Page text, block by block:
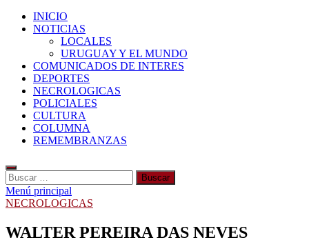
INICIO
NOTICIAS
LOCALES
URUGUAY Y EL MUNDO
COMUNICADOS DE INTERES
DEPORTES
NECROLOGICAS
POLICIALES
CULTURA
COLUMNA
REMEMBRANZAS
Buscar:
Menú principal
NECROLOGICAS
WALTER PEREIRA DAS NEVES